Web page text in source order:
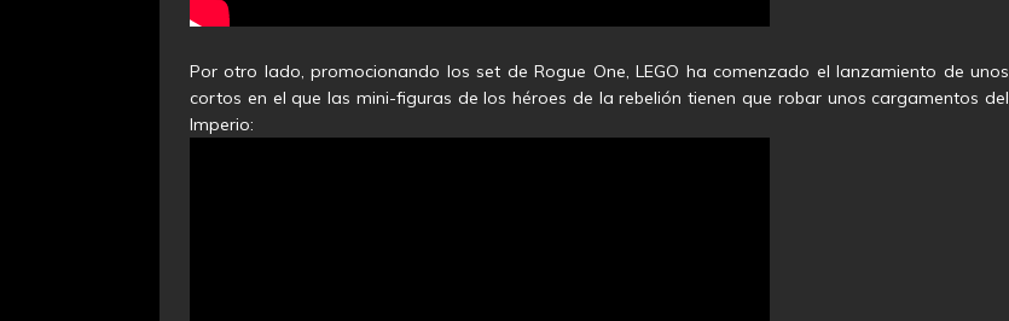
Por otro lado, promocionando los set de Rogue One, LEGO ha comenzado el lanzamiento de unos
cortos en el que las mini-figuras de los héroes de la rebelión tienen que robar unos cargamentos del
Imperio: